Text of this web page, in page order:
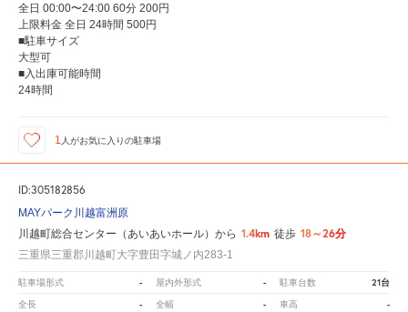
全日 00:00〜24:00 60分 200円
上限料金 全日 24時間 500円
■駐車サイズ
大型可
■入出庫可能時間
24時間
1 人がお気に入りの駐車場
ID:305182856
MAYパーク川越富洲原
川越町総合センター（あいあいホール）から 1.4km 徒歩 18～26分
三重県三重郡川越町大字豊田字城ノ内283-1
駐車場形式 - 屋内外形式 - 駐車台数 21台
全長 - 全幅 - 車高 -